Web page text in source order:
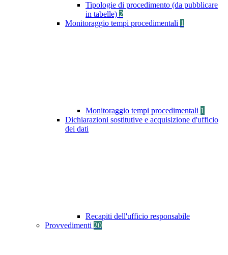
Tipologie di procedimento (da pubblicare
in tabelle) 2
Monitoraggio tempi procedimentali 1
Monitoraggio tempi procedimentali 1
Dichiarazioni sostitutive e acquisizione d'ufficio
dei dati
Recapiti dell'ufficio responsabile
Provvedimenti 20